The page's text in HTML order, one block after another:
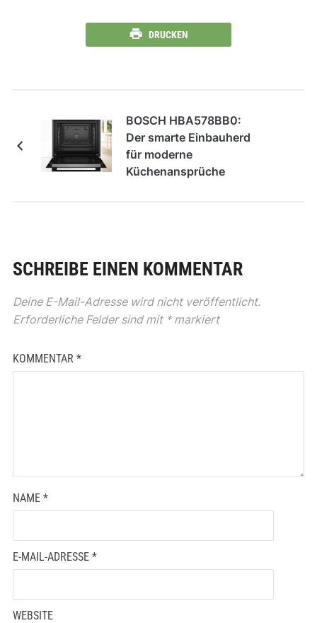
DRUCKEN
BOSCH HBA578BB0:
Der smarte Einbauherd
für moderne
Küchenansprüche
SCHREIBE EINEN KOMMENTAR
Deine E-Mail-Adresse wird nicht veröffentlicht.
Erforderliche Felder sind mit *markiert
KOMMENTAR *
NAME *
E-MAIL-ADRESSE *
WEBSITE